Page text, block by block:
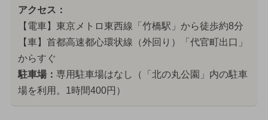
アクセス：
【電車】東京メトロ東西線「竹橋駅」から徒歩約8分
【車】首都高速都心環状線（外回り）「代官町出口」
からすぐ
駐車場： 専用駐車場はなし（「北の丸公園」内の駐車
場を利用。1時間400円）